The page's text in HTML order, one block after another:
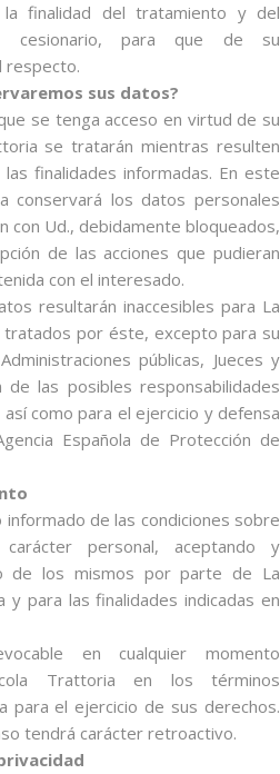
finalidad del tratamiento y del
cesionario, para que de su
respecto.
sus datos?
se tenga acceso en virtud de su
se tratarán mientras resulten
finalidades informadas. En este
conservará los datos personales
con Ud., debidamente bloqueados,
de las acciones que pudieran
con el interesado.
resultarán inaccesibles para La
tratados por éste, excepto para su
públicas, Jueces y
de las posibles responsabilidades
como para el ejercicio y defensa
Española de Protección de
informado de las condiciones sobre
personal, aceptando y
de los mismos por parte de La
y para las finalidades indicadas en
en cualquier momento
Trattoria en los términos
para el ejercicio de sus derechos.
tendrá carácter retroactivo.